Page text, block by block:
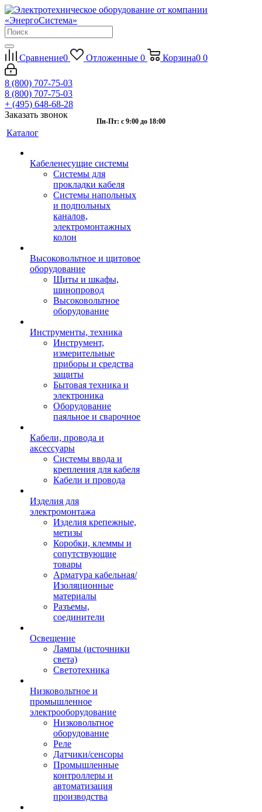
Сравнение0 Отложенные 0 Корзина0 0
8 (800) 707-75-03
8 (800) 707-75-03
+ (495) 648-68-28
Заказать звонок
Пн-Пт: с 9:00 до 18:00
Каталог
Кабеленесущие системы
Системы для
прокладки кабеля
Системы напольных
и подпольных
каналов,
электромонтажных
колон
Высоковольтное и щитовое
оборудование
Щиты и шкафы,
шинопровод
Высоковольтное
оборудование
Инструменты, техника
Инструмент,
измерительные
приборы и средства
защиты
Бытовая техника и
электроника
Оборудование
паяльное и сварочное
Кабели, провода и
аксессуары
Системы ввода и
крепления для кабеля
Кабели и провода
Изделия для
электромонтажа
Изделия крепежные,
метизы
Коробки, клеммы и
сопутствующие
товары
Арматура кабельная/
Изоляционные
материалы
Разъемы,
соединители
Освещение
Лампы (источники
света)
Светотехника
Низковольтное и
промышленное
электрооборудование
Низковольтное
оборудование
Реле
Датчики/сенсоры
Промышленные
контроллеры и
автоматизация
производства